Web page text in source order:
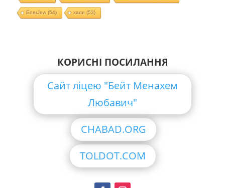
EnerJew(54) хали (53)
КОРИСНІ ПОСИЛАННЯ
Сайт ліцею "Бейт Менахем
Любавич"
CHABAD.ORG
TOLDOT.COM